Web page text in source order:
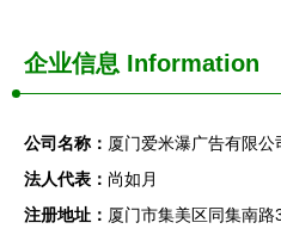
企业信息 Information
公司名称： 厦门爱米瀑广告有限公
法人代表： 尚如月
注册地址： 厦门市集美区同集南